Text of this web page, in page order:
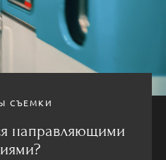
СЪЕМКИ
направляющими